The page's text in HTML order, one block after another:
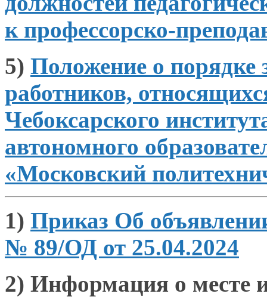
к профессорско-
5) Положение о порядке
работников,
Чебоксарского
автономного
«Московский
1) Приказ Об
№ 89/ОД от 25.04.2024
2) Информация о месте